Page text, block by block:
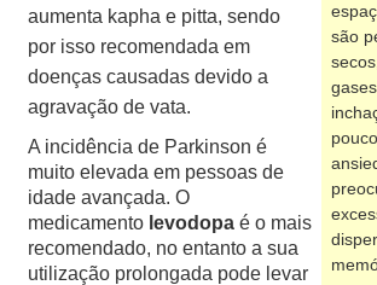
aumenta kapha e pitta, sendo
por isso recomendada em
doenças causadas devido a
agravação de vata.
A incidência de Parkinson é
muito elevada em pessoas de
idade avançada. O
medicamento levodopa é o mais
recomendado, no entanto a sua
utilização prolongada pode levar
são